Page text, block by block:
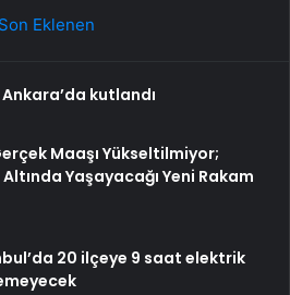
Son Eklenen
Ankara’da kutlandı
Maaşı Yükseltilmiyor;
Altında Yaşayacağı Yeni Rakam
20 ilçeye 9 saat elektrik